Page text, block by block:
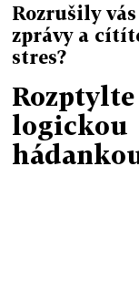
Rozrušily vás
zprávy a
stres?
Rozptylte
logickou